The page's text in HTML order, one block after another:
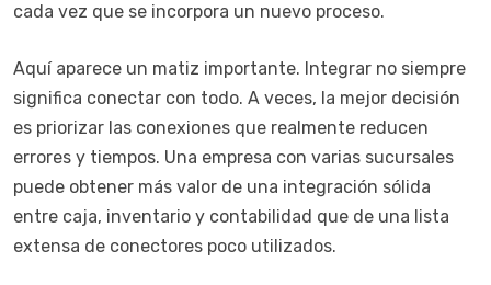
cada vez que se incorpora un nuevo proceso.
Aquí aparece un matiz importante. Integrar no siempre
significa conectar con todo. A veces, la mejor decisión
es priorizar las conexiones que realmente reducen
errores y tiempos. Una empresa con varias sucursales
puede obtener más valor de una integración sólida
entre caja, inventario y contabilidad que de una lista
extensa de conectores poco utilizados.